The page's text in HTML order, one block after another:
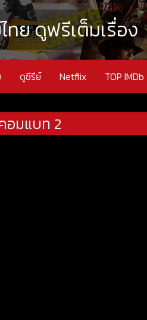
ทย ดูฟรีเต็มเรื่อง
ดูซีรีย์ Netflix TOP IMDb
อมแบท 2